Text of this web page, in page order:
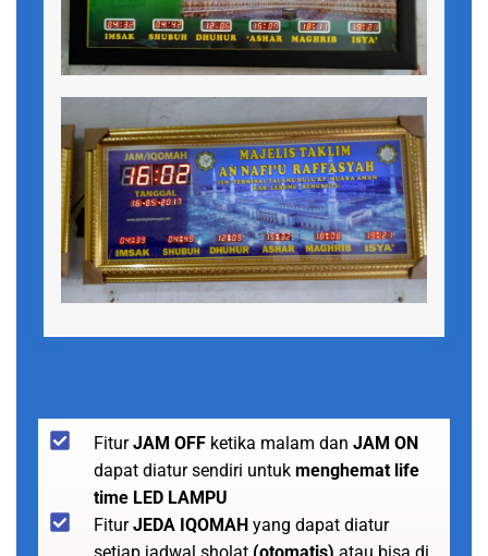
FiturJAM OFF ketika malam dan JAM ON
dapat diatur sendiri untuk menghemat life
time LED LAMPU
FiturJEDA IQOMAH yang dapat diatur